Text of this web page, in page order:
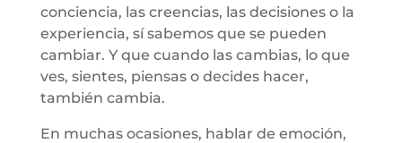
conciencia, las creencias, las decisiones o la
experiencia, sí sabemos que se pueden
cambiar. Y que cuando las cambias, lo que
ves, sientes, piensas o decides hacer,
también cambia.
En muchas ocasiones, hablar de emoción,